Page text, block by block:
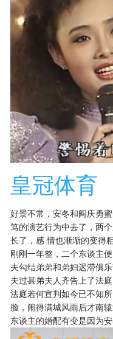
皇冠体育
好景不常，安冬和阎庆勇
笃的演艺行为中去了，两
长了，感 情也渐渐的变得粗
刚刚一年整，二个东谈主
夫勾结弟弟和弟妇迟滞俱
夫过甚弟夫人齐告上了法庭
法庭若何宣判如今已不知
脸，闹得满城风雨后才南
东谈主的婚配有变是因为安